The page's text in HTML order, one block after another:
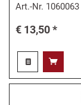
Art.-Nr. 1060063
€ 13,50 *